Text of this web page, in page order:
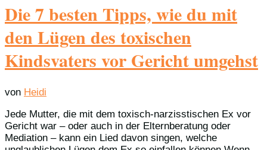
Die 7 besten Tipps, wie du mit
den Lügen des toxischen
Kindsvaters vor Gericht umgehst
von Heidi
Jede Mutter, die mit dem toxisch-narzisstischen Ex vor
Gericht war – oder auch in der Elternberatung oder
Mediation – kann ein Lied davon singen, welche